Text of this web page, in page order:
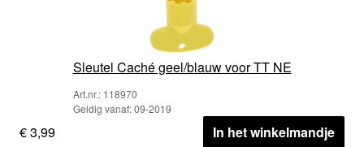
Sleutel Caché geel/blauw voor TT NE
Art.nr.: 118970
Geldig vanaf: 09-2019
€ 3,99 In het winkelmandje